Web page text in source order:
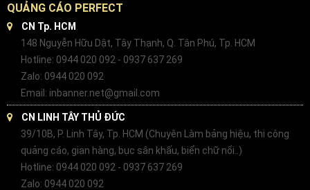
QUẢNG CÁO PERFECT
CN Tp. HCM
148 Nguyễn Hữu Dật, Tây Thạnh, Q. Tân Phú, Tp. HCM
Hotline: 0944 020 092 - 0937 637 269
Zalo: 0944 020 092
Email: inbanner.net@gmail.com
CN LINH TÂY THỦ ĐỨC
39/10B, P. Linh Tây, Tp. HCM (Chuyên Làm bảng hiệu, thi công
quảng cáo, gian hàng, bục sân khấu, biển chữ nổi..)
Hotline: 0944 020 092 - 0937 637 269
Zalo: 0944 020 092